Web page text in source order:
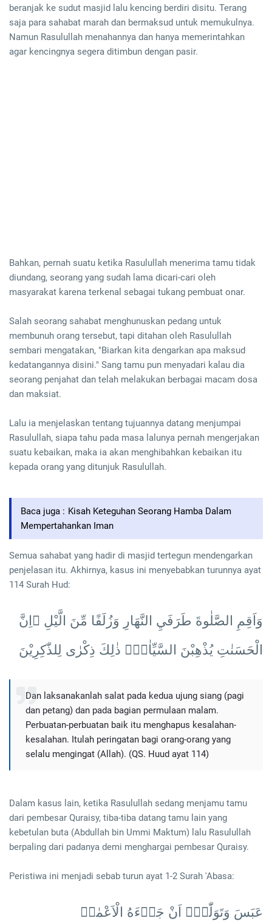
beranjak ke sudut masjid lalu kencing berdiri disitu. Terang
saja para sahabat marah dan bermaksud untuk memukulnya.
Namun Rasulullah menahannya dan hanya memerintahkan
agar kencingnya segera ditimbun dengan pasir.
Bahkan, pernah suatu ketika Rasulullah menerima tamu tidak
diundang, seorang yang sudah lama dicari-cari oleh
masyarakat karena terkenal sebagai tukang pembuat onar.
Salah seorang sahabat menghunuskan pedang untuk
membunuh orang tersebut, tapi ditahan oleh Rasulullah
sembari mengatakan, "Biarkan kita dengarkan apa maksud
kedatangannya disini." Sang tamu pun menyadari kalau dia
seorang penjahat dan telah melakukan berbagai macam dosa
dan maksiat.
Lalu ia menjelaskan tentang tujuannya datang menjumpai
Rasulullah, siapa tahu pada masa lalunya pernah mengerjakan
suatu kebaikan, maka ia akan menghibahkan kebaikan itu
kepada orang yang ditunjuk Rasulullah.
Baca juga : Kisah Keteguhan Seorang Hamba Dalam
Mempertahankan Iman
Semua sahabat yang hadir di masjid tertegun mendengarkan
penjelasan itu. Akhirnya, kasus ini menyebabkan turunnya ayat
114 Surah Hud:
وَاَقِمِ الصَّلٰوةَ طَرَفَيِ النَّهَارِ وَزُلَفًا مِّنَ الَّيْلِ ۗاِنَّ
الْحَسَنٰتِ يُذْهِبْنَ السَّيِّاٰتِۗ ذٰلِكَ ذِكْرٰى لِلذّٰكِرِيْنَ
Dan laksanakanlah salat pada kedua ujung siang (pagi
dan petang) dan pada bagian permulaan malam.
Perbuatan-perbuatan baik itu menghapus kesalahan-
kesalahan. Itulah peringatan bagi orang-orang yang
selalu mengingat (Allah). (QS. Huud ayat 114)
Dalam kasus lain, ketika Rasulullah sedang menjamu tamu
dari pembesar Quraisy, tiba-tiba datang tamu lain yang
kebetulan buta (Abdullah bin Ummi Maktum) lalu Rasulullah
berpaling dari padanya demi menghargai pembesar Quraisy.
Peristiwa ini menjadi sebab turun ayat 1-2 Surah 'Abasa:
عَبَسَ وَتَوَلّٰىٓۙ اَنْ جَاۤءَهُ الْاَعْمٰىۗ